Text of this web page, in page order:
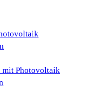
mit Photovoltaik